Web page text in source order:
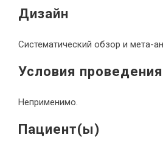
Дизайн
Систематический обзор и мета-
Условия проведения
Неприменимо.
Пациент(ы)